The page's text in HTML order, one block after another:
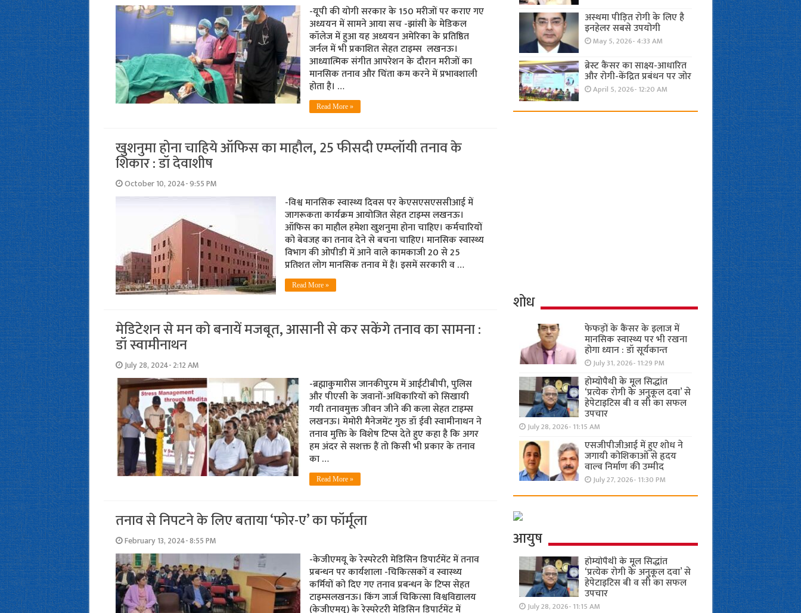
-यूपी की योगी सरकार के 150 मरीजों पर कराए गए
अध्ययन में सामने आया सच -झांसी के मेडिकल
कॉलेज में हुआ यह अध्ययन अमेरिका के प्रतिष्ठित
जर्नल में भी प्रकाशित सेहत टाइम्स लखनऊ।
आध्यात्मिक संगीत आपरेशन के दौरान मरीजों का
मानसिक तनाव और चिंता कम करने में प्रभावशाली
होता है। …
Read More »
खुशनुमा होना चाहिये ऑफिस का माहौल, 25 फीसदी एम्प्लॉयी तनाव के
शिकार : डॉ देवाशीष
October 10, 2024- 9:55 PM
-विश्व मानसिक स्वास्थ्य दिवस पर केएसएसएससीआई में
जागरूकता कार्यक्रम आयोजित सेहत टाइम्स लखनऊ।
ऑफिस का माहौल हमेशा खुशनुमा होना चाहिए। कर्मचारियों
को बेवजह का तनाव देने से बचना चाहिए। मानसिक स्वास्थ्य
विभाग की ओपीडी में आने वाले कामकाजी 20 से 25
प्रतिशत लोग मानसिक तनाव में हैं। इसमें सरकारी व …
Read More »
मेडिटेशन से मन को बनायें मजबूत, आसानी से कर सकेंगे तनाव का सामना :
डॉ स्वामीनाथन
July 28, 2024- 2:12 AM
-ब्रह्माकुमारीस जानकीपुरम में आईटीबीपी, पुलिस
और पीएसी के जवानों-अधिकारियों को सिखायी
गयी तनावमुक्त जीवन जीने की कला सेहत टाइम्स
लखनऊ। मेमोरी मैनेजमेंट गुरु डॉ ईवी स्वामीनाथन ने
तनाव मुक्ति के विशेष टिप्स देते हुए कहा है कि अगर
हम अंदर से सशक्त हैं तो किसी भी प्रकार के तनाव
का …
Read More »
तनाव से निपटने के लिए बताया ‘फोर-ए’ का फॉर्मूला
February 13, 2024- 8:55 PM
-केजीएमयू के रेस्परेटरी मेडिसिन डिपार्टमेंट में तनाव
प्रबन्धन पर कार्यशाला -चिकित्सकों व स्वास्थ्य
कर्मियों को दिए गए तनाव प्रबन्धन के टिप्स सेहत
टाइम्सलखनऊ। किंग जार्ज चिकित्सा विश्वविद्यालय
(केजीएमयू) के रेस्परेटरी मेडिसिन डिपार्टमेंट में
अस्थमा पीड़ित रोगी के लिए है
इनहेलर सबसे उपयोगी
May 5, 2026- 4:33 AM
ब्रेस्ट कैंसर का साक्ष्य-आधारित
और रोगी-केंद्रित प्रबंधन पर जोर
April 5, 2026- 12:20 AM
शोध
फेफड़ों के कैंसर के इलाज में
मानसिक स्वास्थ्य पर भी रखना
होगा ध्यान : डॉ सूर्यकान्त
July 31, 2026- 11:29 PM
होम्योपैथी के मूल सिद्धांत
‘प्रत्येक रोगी केे अनुकूल दवा’ से
हेपेटाइटिस बी व सी का सफल
उपचार
July 28, 2026- 11:15 AM
एसजीपीजीआई में हुए शोध ने
जगायी कोशिकाओं से हृदय
वाल्व निर्माण की उम्मीद
July 27, 2026- 11:30 PM
आयुष
होम्योपैथी के मूल सिद्धांत
‘प्रत्येक रोगी केे अनुकूल दवा’ से
हेपेटाइटिस बी व सी का सफल
उपचार
July 28, 2026- 11:15 AM